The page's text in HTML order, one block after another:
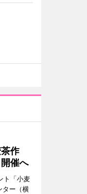
作
催へ
ト「小麦
ター（横